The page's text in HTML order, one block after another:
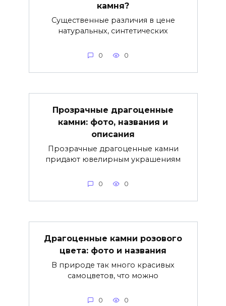
камня?
Существенные различия в цене
натуральных, синтетических
0 0
Прозрачные драгоценные
камни: фото, названия и
описания
Прозрачные драгоценные камни
придают ювелирным украшениям
0 0
Драгоценные камни розового
цвета: фото и названия
В природе так много красивых
самоцветов, что можно
0 0